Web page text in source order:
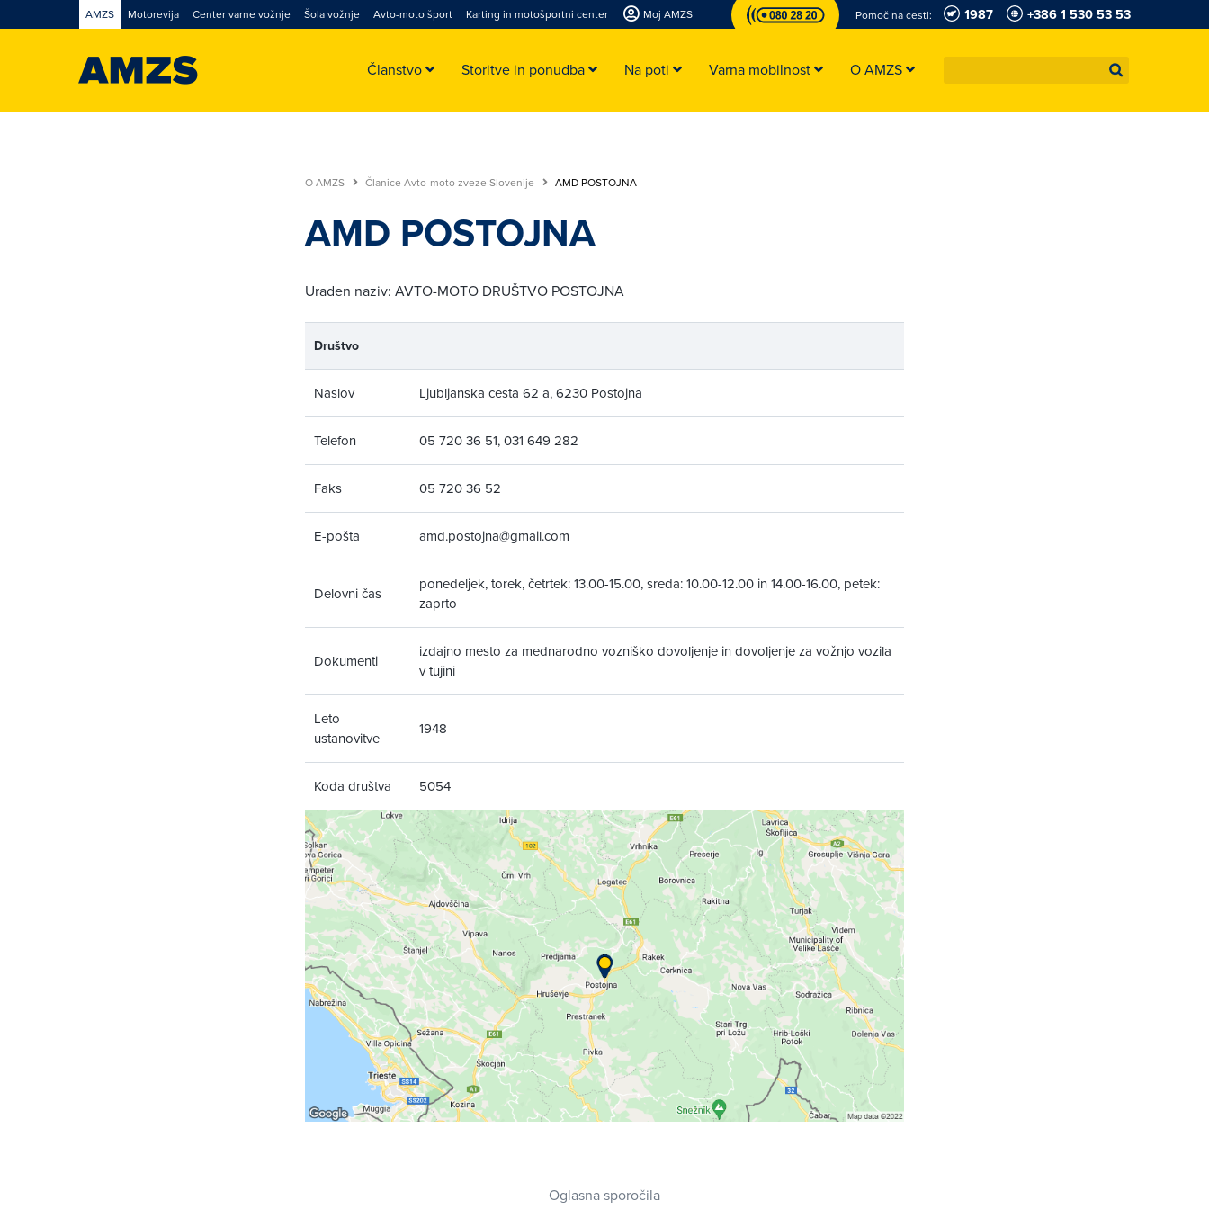
AMZS Motorevija Center varne vožnje Šola vožnje Avto-moto šport Karting in motošportni center Moj AMZS Pomoč na cesti: 1987 +386 1 530 53 53
Članstvo Storitve in ponudba Na poti Varna mobilnost O AMZS
O AMZS Članice Avto-moto zveze Slovenije AMD POSTOJNA
AMD POSTOJNA
Uraden naziv: AVTO-MOTO DRUŠTVO POSTOJNA
Društvo
Naslov Ljubljanska cesta 62 a, 6230 Postojna
Telefon 05 720 36 51, 031 649 282
Faks 05 720 36 52
E-pošta amd.postojna@gmail.com
Delovni čas
ponedeljek, torek, četrtek: 13.00-15.00, sreda: 10.00-12.00 in 14.00-16.00, petek:
zaprto
Dokumenti
izdajno mesto za mednarodno vozniško dovoljenje in dovoljenje za vožnjo vozila
v tujini
Leto
ustanovitve
1948
Koda društva 5054
Oglasna sporočila